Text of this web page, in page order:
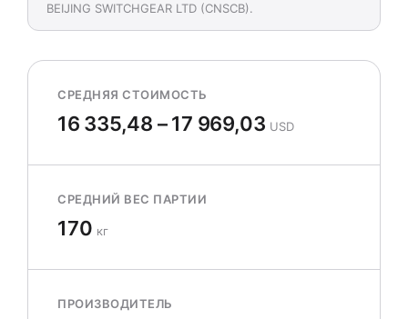
BEIJING SWITCHGEAR LTD (CNSCB).
СРЕДНЯЯ СТОИМОСТЬ
16 335,48 – 17 969,03 USD
СРЕДНИЙ ВЕС ПАРТИИ
170 кг
ПРОИЗВОДИТЕЛЬ